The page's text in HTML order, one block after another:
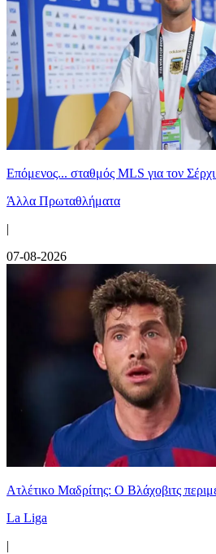
Επόμενος... σταθμός MLS για τον
Άλλα Πρωταθλήματα
|
07-08-2026
Ατλέτικο Μαδρίτης: Ο Βλάχοβιτς
La Liga
|